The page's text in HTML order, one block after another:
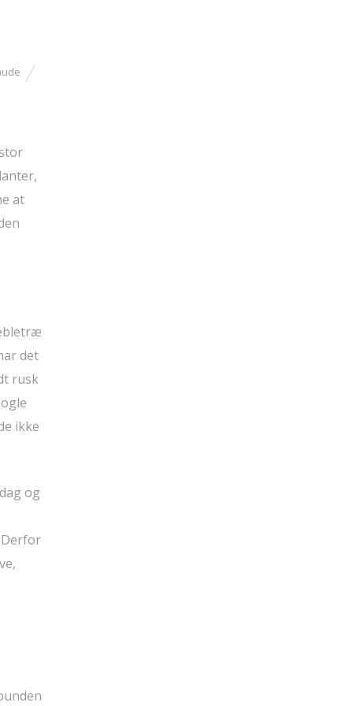
at
det
rusk
ikke
og